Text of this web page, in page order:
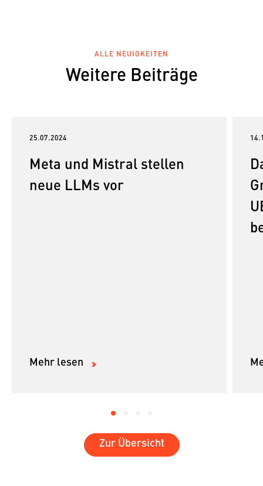
ALLE NEUIGKEITEN
Weitere Beiträge
25.07.2024
Meta und Mistral stellen
neue LLMs vor
Mehr lesen
Zur Übersicht